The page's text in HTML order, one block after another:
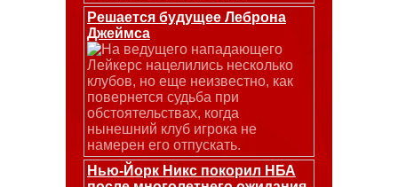
Решается будущее Леброна
Джеймса
На ведущего нападающего
Лейкерс нацелились несколько
клубов, но еще неизвестно, как
повернется судьба при
обстоятельствах, когда
нынешний клуб игрока не
намерен его отпускать.
Нью-Йорк Никс покорил НБА